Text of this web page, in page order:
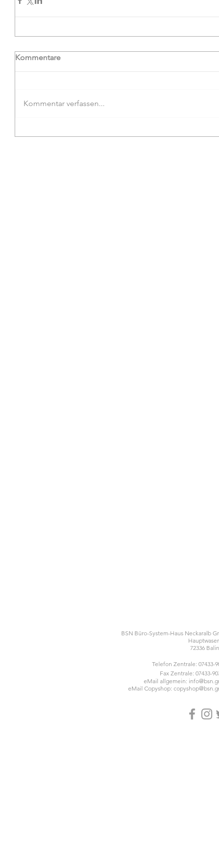
Kommentare
Kommentar verfassen...
BSN Büro-System-Haus Neckaralb
72336
Telefon Zentrale: 07433-
Fax Zentrale: 07433-
eMail allgemein:
eMail Copyshop: